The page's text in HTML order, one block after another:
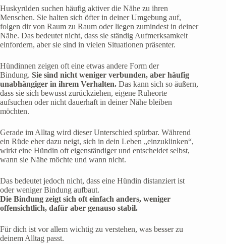
Huskyrüden suchen häufig aktiver die Nähe zu ihren
Menschen. Sie halten sich öfter in deiner Umgebung auf,
folgen dir von Raum zu Raum oder liegen zumindest in deiner
Nähe. Das bedeutet nicht, dass sie ständig Aufmerksamkeit
einfordern, aber sie sind in vielen Situationen präsenter.
Hündinnen zeigen oft eine etwas andere Form der
Bindung. Sie sind nicht weniger verbunden, aber häufig
unabhängiger in ihrem Verhalten. Das kann sich so äußern,
dass sie sich bewusst zurückziehen, eigene Ruheorte
aufsuchen oder nicht dauerhaft in deiner Nähe bleiben
möchten.
Gerade im Alltag wird dieser Unterschied spürbar. Während
ein Rüde eher dazu neigt, sich in dein Leben „einzuklinken“,
wirkt eine Hündin oft eigenständiger und entscheidet selbst,
wann sie Nähe möchte und wann nicht.
Das bedeutet jedoch nicht, dass eine Hündin distanziert ist
oder weniger Bindung aufbaut.
Die Bindung zeigt sich oft einfach anders, weniger
offensichtlich, dafür aber genauso stabil.
Für dich ist vor allem wichtig zu verstehen, was besser zu
deinem Alltag passt.